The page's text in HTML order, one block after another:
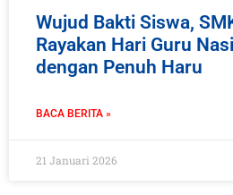
Wujud Bakti Siswa,
Rayakan Hari Guru
dengan Penuh Haru
BACA BERITA »
21 Januari 2026